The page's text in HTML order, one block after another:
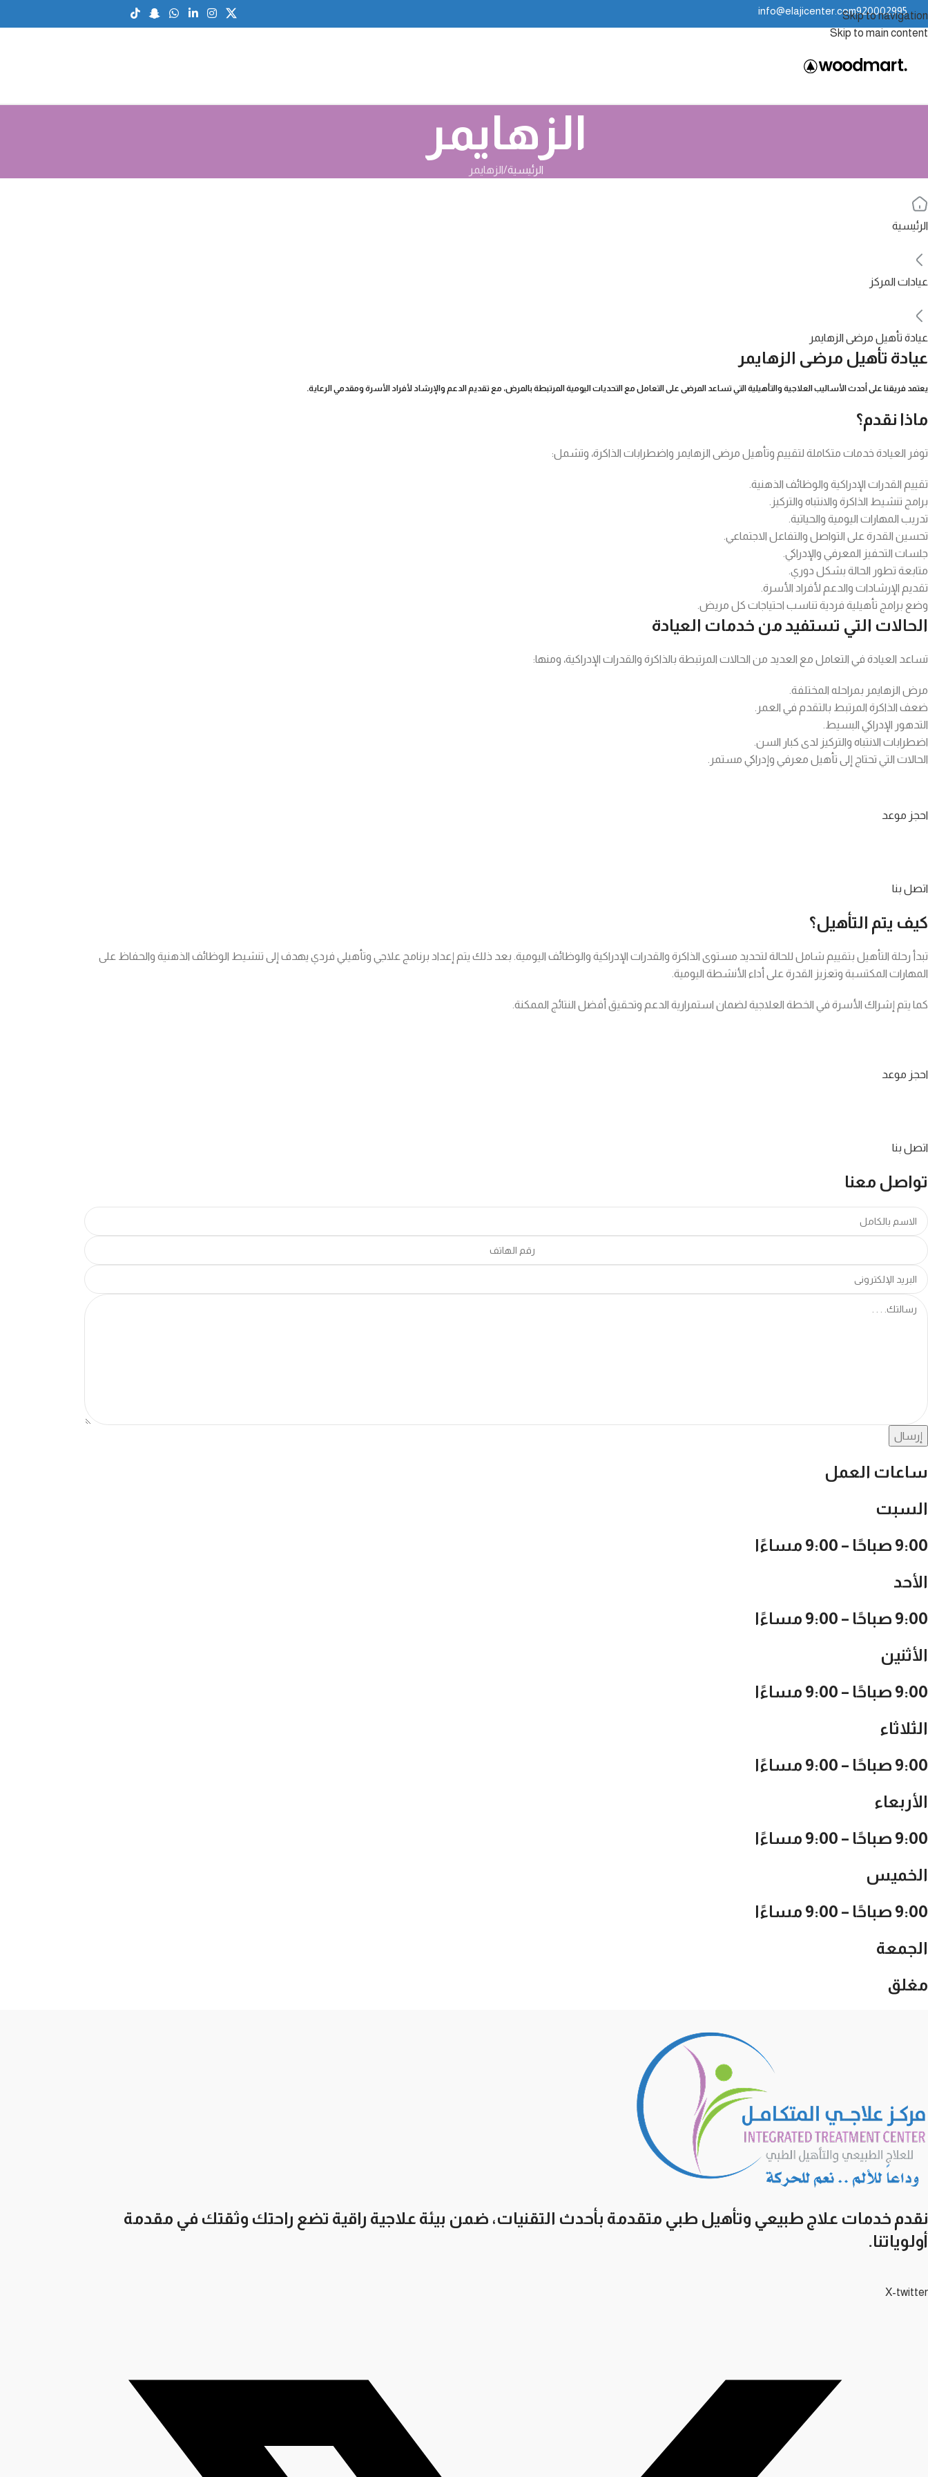
Skip to navigation
Skip to main content
920002995
info@elajicenter.com
الزهايمر
الرئيسية الزهايمر
الرئيسية
عيادات المركز
عيادة تأهيل مرضى الزهايمر
عيادة تأهيل مرضى الزهايمر
يعتمد فريقنا على أحدث الأساليب العلاجية والتأهيلية التي تساعد المرضى على التعامل مع التحديات اليومية المرتبطة بالمرض، مع تقديم الدعم والإرشاد لأفراد الأسرة ومقدمي الرعاية.
ماذا نقدم؟
توفر العيادة خدمات متكاملة لتقييم وتأهيل مرضى الزهايمر واضطرابات الذاكرة، وتشمل:
تقييم القدرات الإدراكية والوظائف الذهنية.
برامج تنشيط الذاكرة والانتباه والتركيز.
تدريب المهارات اليومية والحياتية.
تحسين القدرة على التواصل والتفاعل الاجتماعي.
جلسات التحفيز المعرفي والإدراكي.
متابعة تطور الحالة بشكل دوري.
تقديم الإرشادات والدعم لأفراد الأسرة.
وضع برامج تأهيلية فردية تناسب احتياجات كل مريض.
الحالات التي تستفيد من خدمات العيادة
تساعد العيادة في التعامل مع العديد من الحالات المرتبطة بالذاكرة والقدرات الإدراكية، ومنها:
مرض الزهايمر بمراحله المختلفة.
ضعف الذاكرة المرتبط بالتقدم في العمر.
التدهور الإدراكي البسيط.
اضطرابات الانتباه والتركيز لدى كبار السن.
الحالات التي تحتاج إلى تأهيل معرفي وإدراكي مستمر.
احجز موعد
اتصل بنا
كيف يتم التأهيل؟
تبدأ رحلة التأهيل بتقييم شامل للحالة لتحديد مستوى الذاكرة والقدرات الإدراكية والوظائف اليومية. بعد ذلك يتم إعداد برنامج علاجي وتأهيلي فردي يهدف إلى تنشيط الوظائف الذهنية والحفاظ على
المهارات المكتسبة وتعزيز القدرة على أداء الأنشطة اليومية.
كما يتم إشراك الأسرة في الخطة العلاجية لضمان استمرارية الدعم وتحقيق أفضل النتائج الممكنة.
احجز موعد
اتصل بنا
تواصل معنا
إرسال
ساعات العمل
السبت
9:00 صباحًا – 9:00 مساءًا
الأحد
9:00 صباحًا – 9:00 مساءًا
الأثنين
9:00 صباحًا – 9:00 مساءًا
الثلاثاء
9:00 صباحًا – 9:00 مساءًا
الأربعاء
9:00 صباحًا – 9:00 مساءًا
الخميس
9:00 صباحًا – 9:00 مساءًا
الجمعة
مغلق
نقدم خدمات علاج طبيعي وتأهيل طبي متقدمة بأحدث التقنيات، ضمن بيئة علاجية راقية تضع راحتك وثقتك في مقدمة
أولوياتنا.
X-twitter